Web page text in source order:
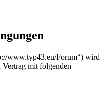
www.typ43.eu/Forum“) wird
mit folgenden